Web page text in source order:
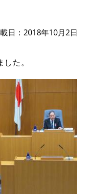
日 2018年10月2日
た。